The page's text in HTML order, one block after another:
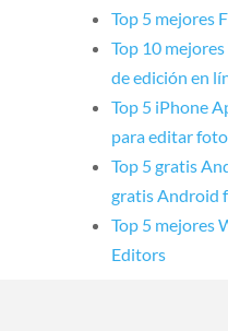
Top 5 mejores
Top 10
de edición en
Top 5 iPhone
para editar
Top 5 gratis
gratis Android
Top 5 mejores
Editors